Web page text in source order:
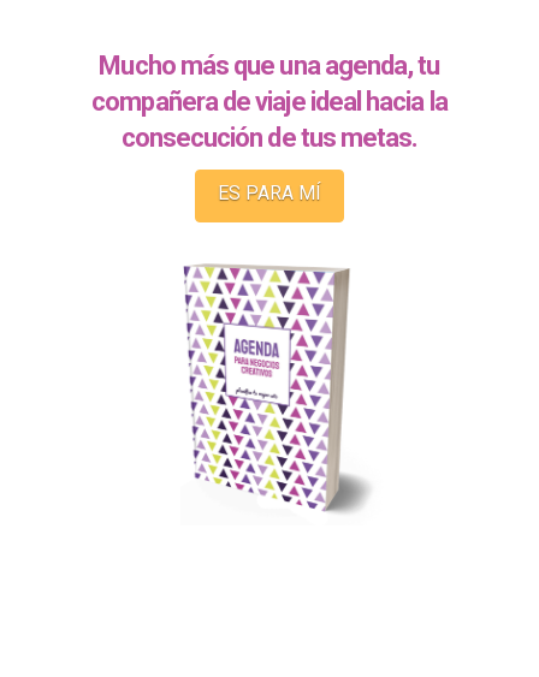
Mucho más que una agenda, tu
compañera de viaje ideal hacia la
consecución de tus metas.
ES PARA MÍ